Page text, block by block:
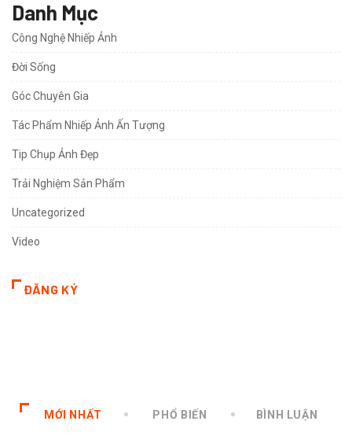
Danh Mục
Công Nghệ Nhiếp Ảnh
Đời Sống
Góc Chuyên Gia
Tác Phẩm Nhiếp Ảnh Ấn Tượng
Tip Chụp Ảnh Đẹp
Trải Nghiệm Sản Phẩm
Uncategorized
Video
ĐĂNG KÝ
MỚI NHẤT PHỔ BIẾN BÌNH LUẬN